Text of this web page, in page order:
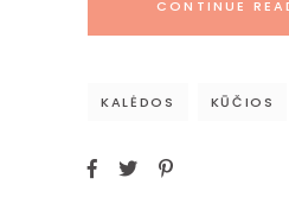
CONTINUE
KALĖDOS KŪČIOS